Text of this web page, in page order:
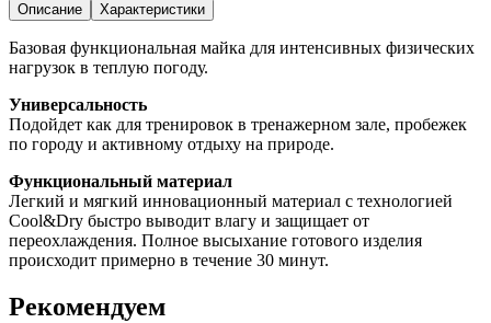
Описание Характеристики
Базовая функциональная майка для интенсивных физических
нагрузок в теплую погоду.
Универсальность
Подойдет как для тренировок в тренажерном зале, пробежек
по городу и активному отдыху на природе.
Функциональный материал
Легкий и мягкий инновационный материал с технологией
Cool&Dry быстро выводит влагу и защищает от
переохлаждения. Полное высыхание готового изделия
происходит примерно в течение 30 минут.
Рекомендуем